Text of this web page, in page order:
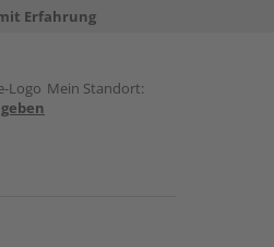
Erfahrung
Mein Standort: